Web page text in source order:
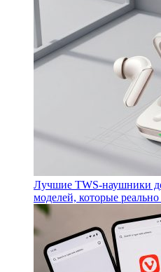
Лучшие TWS-наушники
моделей, которые реально